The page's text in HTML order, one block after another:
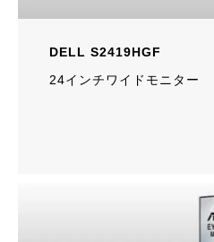
DELL S2419HGF
24インチワイドモニター